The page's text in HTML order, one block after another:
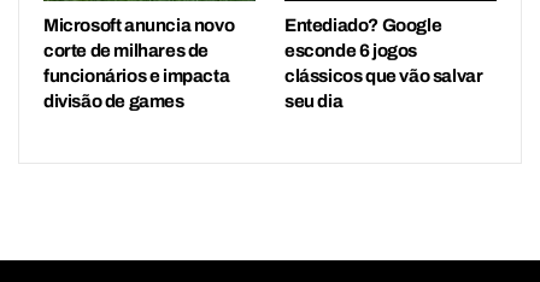
Microsoft anuncia novo
corte de milhares de
funcionários e impacta
divisão de games
Entediado? Google
esconde 6 jogos
clássicos que vão salvar
seu dia